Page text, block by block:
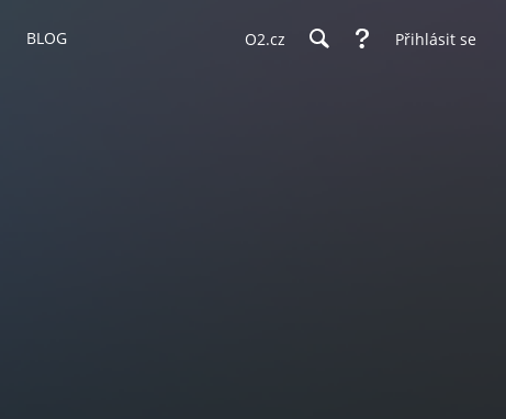
BLOG O2.cz Přihlásit se